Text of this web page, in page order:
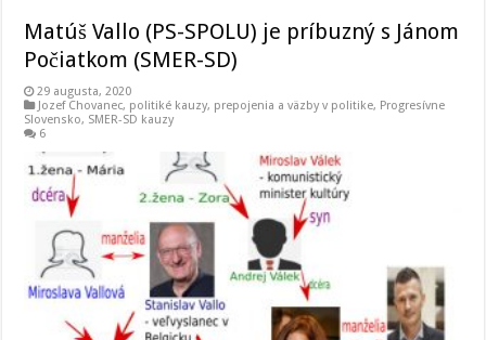
Matúš Vallo (PS-SPOLU) je príbuzný s Jánom
Počiatkom (SMER-SD)
29 augusta, 2020
Jozef Chovanec, politiké kauzy, prepojenia a väzby v politike, Progresívne
Slovensko, SMER-SD kauzy
6